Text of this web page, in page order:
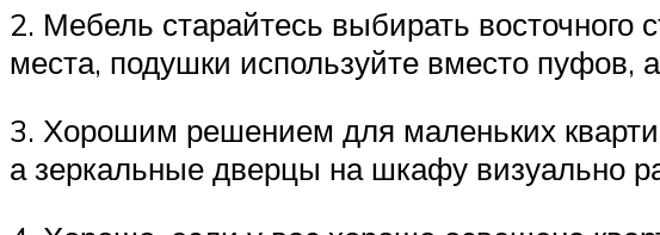
2. Мебель старайтесь выбирать восточного
места, подушки используйте вместо пуфов,
3. Хорошим решением для маленьких
а зеркальные дверцы на шкафу визуально